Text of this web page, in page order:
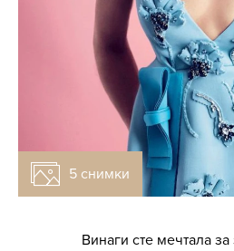
5 снимки
Винаги сте мечтала